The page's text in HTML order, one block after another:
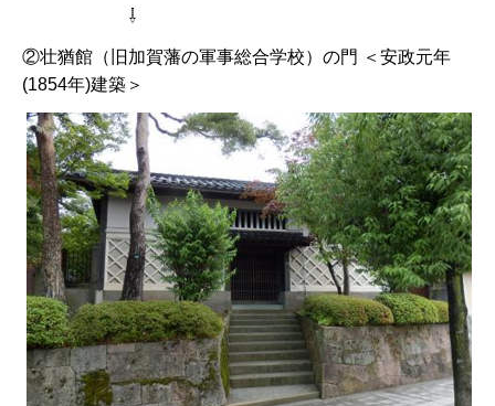
⇩
②壮猶館（旧加賀藩の軍事総合学校）の門 ＜安政元年
(1854年)建築＞